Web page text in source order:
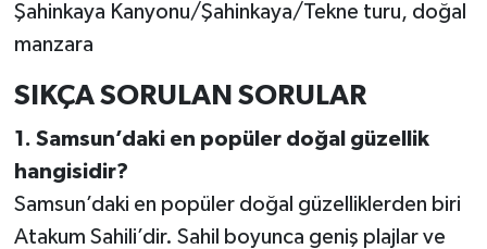
Şahinkaya Kanyonu/Şahinkaya/Tekne turu, doğal
manzara
SIKÇA SORULAN SORULAR
1. Samsun’daki en popüler doğal güzellik
hangisidir?
Samsun’daki en popüler doğal güzelliklerden biri
Atakum Sahili’dir. Sahil boyunca geniş plajlar ve